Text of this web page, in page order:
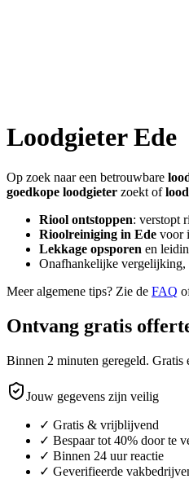
LoodgieterEde
Op zoek naar een betrouwbare
goedkope loodgieter zoekt of
Riool ontstoppen: verstopt
Rioolreiniging in Ede voor
Lekkage opsporen en
Onafhankelijke
Meer algemene tips? Zie de FAQ
Ontvang gratis
Binnen 2 minuten geregeld.
Jouw gegevens zijn veilig
✓ Gratis & vrijblijvend
✓ Bespaar tot 40% door te
✓ Binnen 24 uur reactie
✓ Geverifieerde